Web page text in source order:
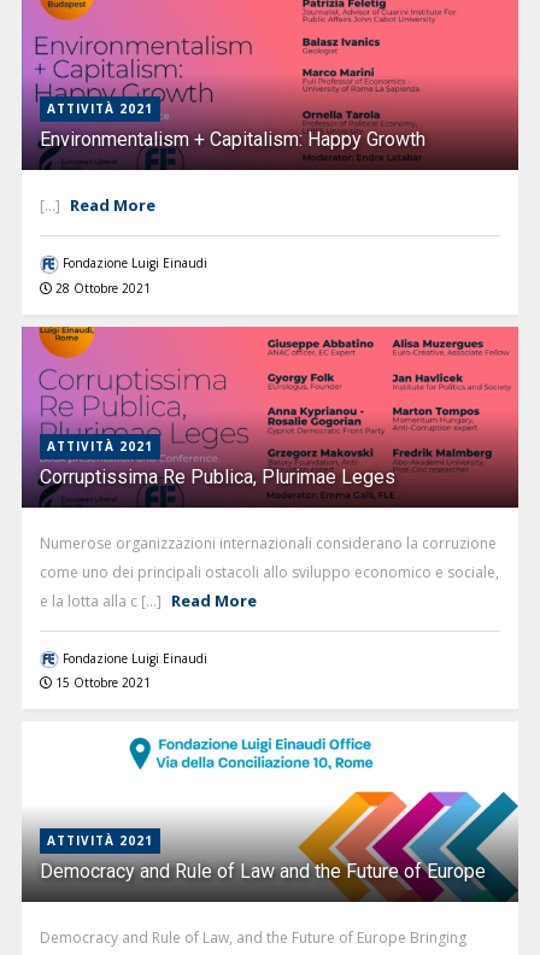
ATTIVITÀ 2021
Environmentalism + Capitalism: Happy Growth
[...] Read More
Fondazione Luigi Einaudi
28 Ottobre 2021
ATTIVITÀ 2021
Corruptissima Re Publica, Plurimae Leges
Numerose organizzazioni internazionali considerano la corruzione
come uno dei principali ostacoli allo sviluppo economico e sociale,
e la lotta alla c [...] Read More
Fondazione Luigi Einaudi
15 Ottobre 2021
ATTIVITÀ 2021
Democracy and Rule of Law and the Future of Europe
Democracy and Rule of Law, and the Future of Europe Bringing